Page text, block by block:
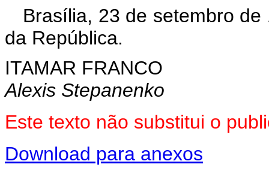
Brasília, 23 de setembro de
da República.
ITAMAR FRANCO
Alexis Stepanenko
Este texto não substitui o
Download para anexos